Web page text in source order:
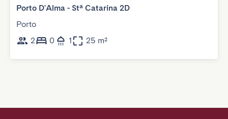
Porto D'Alma - Stª Catarina 2D
Porto
2
0 1 25 m²